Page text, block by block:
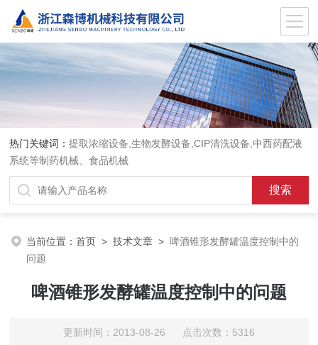
热门关键词：提取浓缩设备,生物发酵设备,CIP清洗设备,中西药配液
系统等制药机械、食品机械
当前位置：首页 >技术文章 >啤酒锥形发酵罐温度控制中的
问题
啤酒锥形发酵罐温度控制中的问题
更新时间：2013-08-26 点击次数：5316